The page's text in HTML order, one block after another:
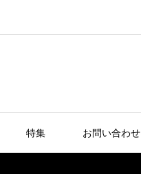
特集 お問い合わせ